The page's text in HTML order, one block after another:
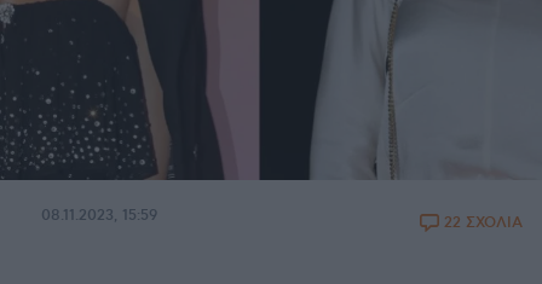
08.11.2023, 15:59 22 ΣΧΟΛΙΑ